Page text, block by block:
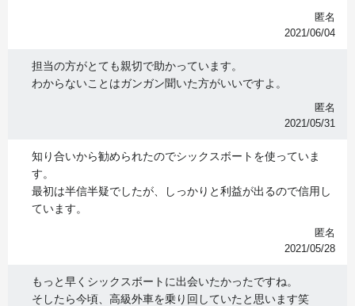
匿名
2021/06/04
担当の方がとても親切で助かっています。
わからないことはガンガン聞いた方がいいですよ。
匿名
2021/05/31
知り合いから勧められたのでシックスボートを使っていま
す。
最初は半信半疑でしたが、しっかりと利益が出るので信用し
ています。
匿名
2021/05/28
もっと早くシックスボートに出会いたかったですね。
そしたら今頃、高級外車を乗り回していたと思います笑